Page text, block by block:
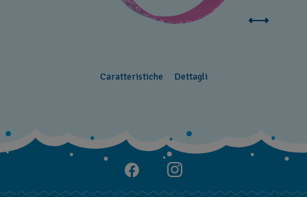
Caratteristiche Dettagli